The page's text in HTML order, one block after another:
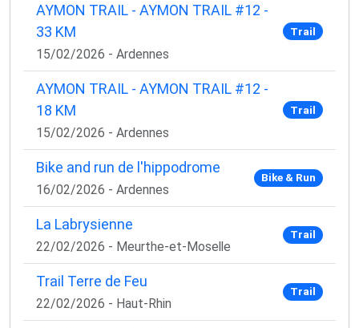
AYMON TRAIL - AYMON TRAIL #12 -
33 KM
15/02/2026 - Ardennes
Trail
AYMON TRAIL - AYMON TRAIL #12 -
18 KM
15/02/2026 - Ardennes
Trail
Bike and run de l'hippodrome
16/02/2026 - Ardennes
Bike & Run
La Labrysienne
22/02/2026 - Meurthe-et-Moselle
Trail
Trail Terre de Feu
22/02/2026 - Haut-Rhin
Trail